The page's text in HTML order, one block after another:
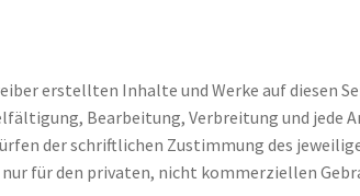
erstellten Inhalte und Werke auf diesen
Bearbeitung, Verbreitung und jede
der schriftlichen Zustimmung des
nur für den privaten, nicht kommerziellen